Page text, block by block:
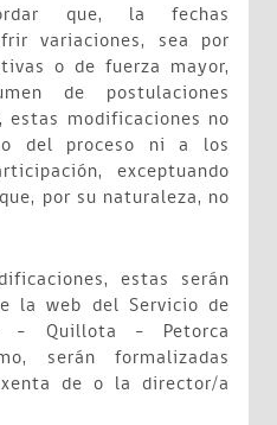
que, la fechas
variaciones, sea por
o de fuerza mayor,
de postulaciones
estas modificaciones no
del proceso ni a los
exceptuando
por su naturaleza, no
estas serán
la web del Servicio de
– Quillota - Petorca
serán formalizadas
de o la director/a